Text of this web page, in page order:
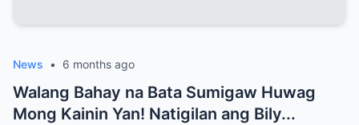
News • 6 months ago
Walang Bahay na Bata Sumigaw Huwag
Mong Kainin Yan! Natigilan ang Bily...